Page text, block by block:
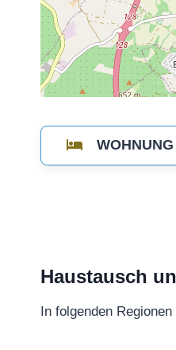
WOHNUNG
Haustausch
In folgenden